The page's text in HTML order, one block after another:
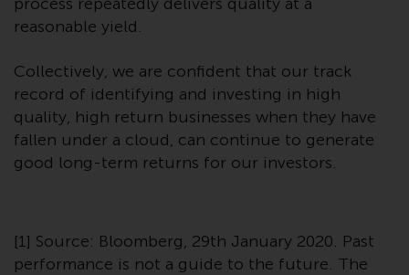
Kopie der Informationen, die wir
über Sie gespeichert haben,
indem Sie uns schriftlich
anschreiben und diese anfordern.
Weitere Informationen finden Sie
in unserer Datenschutz- und
Datenschutzrichtlinie und Cookie-
Richtlinie.
Geltendes Recht
reasonable yield.
Collectively, we are confident that our track
record of identifying and investing in high
quality, high return businesses when they have
fallen under a cloud, can continue to generate
good long-term returns for our investors.
[1] Source: Bloomberg, 29th January 2020. Past
performance is not a guide to the future. The